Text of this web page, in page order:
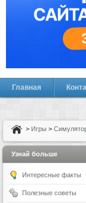
Главная
> Игры >
Узнай больше
Интересные факты
Полезные советы